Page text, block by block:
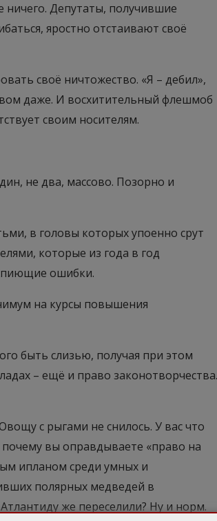
Депутаты, получившие
яростно отстаивают своё
своё ничтожество. «Я – дебил»,
даже. И восхитительный флешмоб
своим носителям.
не два, массово. Позорно и
в головы которых упоенно срут
которые из года в год
ошибки.
на курсы повышения
быть слизью, получая при этом
– ещё и право законотворчества.
с рыгами не снилось. У вас что
вы оправдываете «право на
ипланом среди умных и
полярных медведей в
же переселили? Ну и норм.